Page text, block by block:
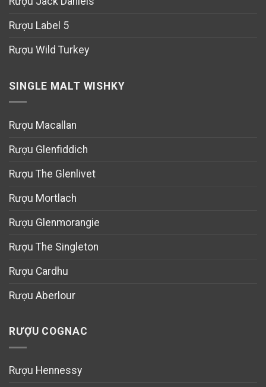
Rượu Label 5
Rượu Wild Turkey
SINGLE MALT WISHKY
Rượu Macallan
Rượu Glenfiddich
Rượu The Glenlivet
Rượu Mortlach
Rượu Glenmorangie
Rượu The Singleton
Rượu Cardhu
Rượu Aberlour
RƯỢU COGNAC
Rượu Hennessy